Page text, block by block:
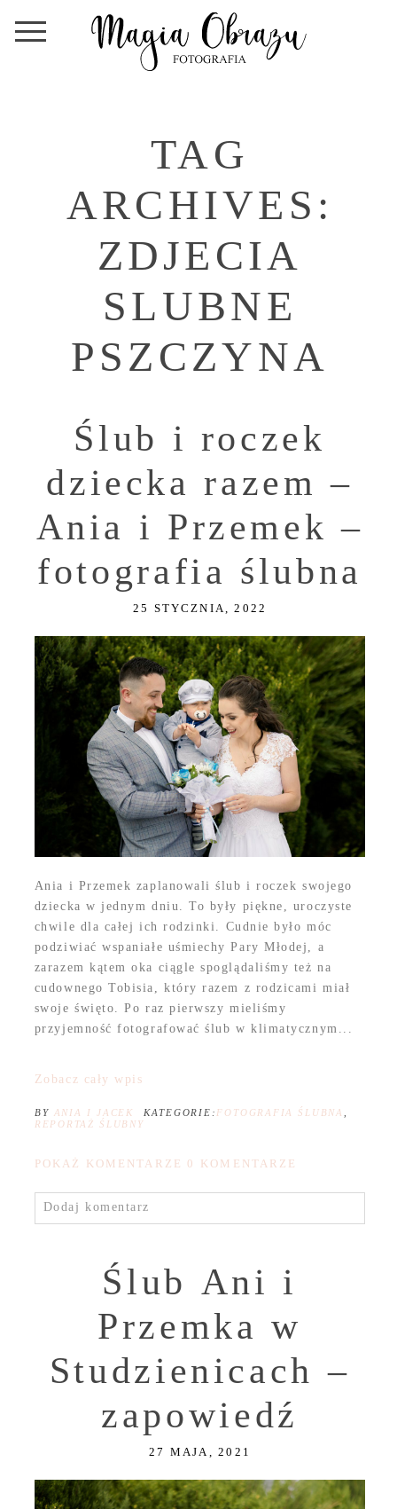
TAG
ARCHIVES:
ZDJECIA
SLUBNE
PSZCZYNA
Ślub i roczek
dziecka razem –
Ania i Przemek –
fotografia ślubna
25 STYCZNIA, 2022
Ania i Przemek zaplanowali ślub i roczek swojego
dziecka w jednym dniu. To były piękne, uroczyste
chwile dla całej ich rodzinki. Cudnie było móc
podziwiać wspaniałe uśmiechy Pary Młodej, a
zarazem kątem oka ciągle spoglądaliśmy też na
cudownego Tobisia, który razem z rodzicami miał
swoje święto. Po raz pierwszy mieliśmy
przyjemność fotografować ślub w klimatycznym...
Zobacz cały wpis
BY ANIA I JACEK KATEGORIE: FOTOGRAFIA ŚLUBNA
REPORTAŻ ŚLUBNY
POKAŻ KOMENTARZE 0 KOMENTARZE
Dodaj komentarz
Ślub Ani i
Przemka w
Studzienicach –
zapowiedź
27 MAJA, 2021